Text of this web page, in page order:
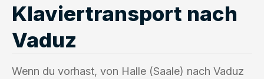
Klaviertransport nach
Vaduz
Wenn du vorhast, von Halle (Saale) nach Vaduz